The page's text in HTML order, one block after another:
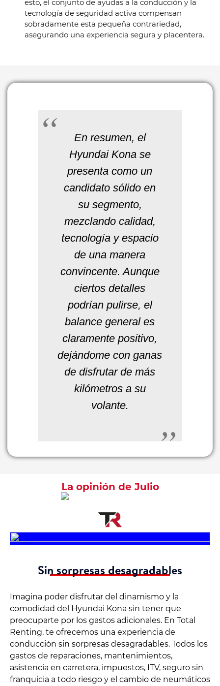
esto, el conjunto de ayudas a la conducción y la
tecnología de seguridad activa compensan
sobradamente esta pequeña contrariedad,
asegurando una experiencia segura y placentera.
En resumen, el
Hyundai Kona se
presenta como un
candidato sólido en
su segmento,
mezclando calidad,
tecnología y espacio
de una manera
convincente. Aunque
ciertos detalles
podrían pulirse, el
balance general es
claramente positivo,
dejándome con ganas
de disfrutar de más
kilómetros a su
volante.
La opinión de Julio
Sin sorpresas desagradables
Imagina poder disfrutar del dinamismo y la
comodidad del Hyundai Kona sin tener que
preocuparte por los gastos adicionales. En Total
Renting, te ofrecemos una experiencia de
conducción sin sorpresas desagradables. Todos los
gastos de reparaciones, mantenimientos,
asistencia en carretera, impuestos, ITV, seguro sin
franquicia a todo riesgo y el cambio de neumáticos